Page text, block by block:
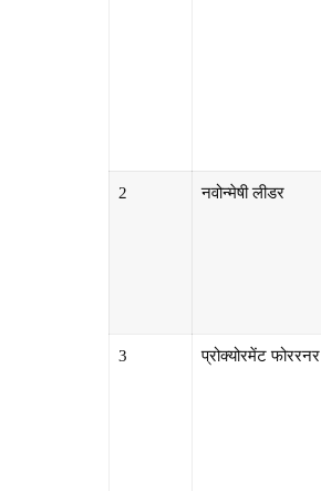
2 नवोन्मेषी लीडर
3 प्रोक्योरमेंट फोररनर